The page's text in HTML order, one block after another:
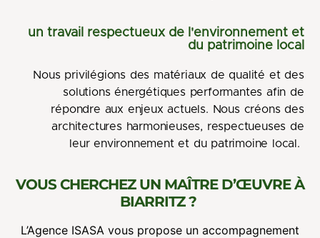
un travail respectueux de l'environnement et
du patrimoine local
Nous privilégions des matériaux de qualité et des
solutions énergétiques performantes afin de
répondre aux enjeux actuels. Nous créons des
architectures harmonieuses, respectueuses de
leur environnement et du patrimoine local.
VOUS CHERCHEZ UN MAÎTRE D’ŒUVRE À
BIARRITZ ?
L’Agence ISASA vous propose un accompagnement